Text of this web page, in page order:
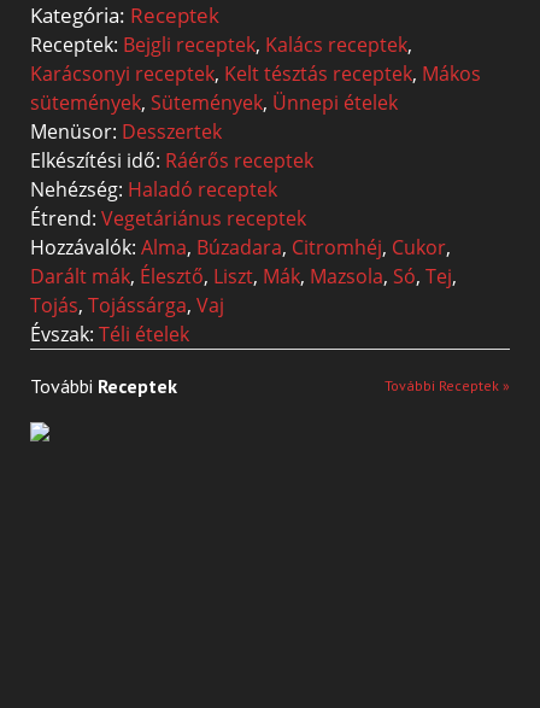
Kategória: Receptek
Receptek: Bejgli receptek, Kalács receptek,
Karácsonyi receptek, Kelt tésztás receptek, Mákos
sütemények, Sütemények, Ünnepi ételek
Menüsor: Desszertek
Elkészítési idő: Ráérős receptek
Nehézség: Haladó receptek
Étrend: Vegetáriánus receptek
Hozzávalók: Alma, Búzadara, Citromhéj, Cukor,
Darált mák, Élesztő, Liszt, Mák, Mazsola, Só, Tej,
Tojás, Tojássárga, Vaj
Évszak: Téli ételek
További Receptek További Receptek »